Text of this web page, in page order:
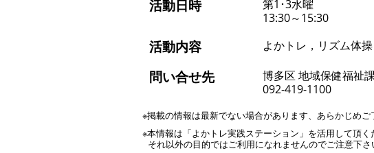
活動日時
第1･3水曜
13:30～15:30
活動内容 よかトレ，リズム体操
問い合せ先
博多区 地域保健福祉
092-419-1100
※掲載の情報は最新でない場合があります、あらかじめご
※本情報は「よかトレ実践ステーション」を活用して頂く
それ以外の目的ではご利用になれませんのでご注意下さ